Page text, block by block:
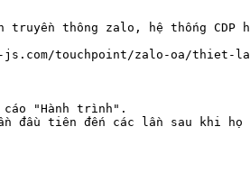
thông zalo, hệ thống CDP
touchpoint/zalo-oa/thiet-
cáo "Hành trình".
lần đầu tiên đến các lần sau khi